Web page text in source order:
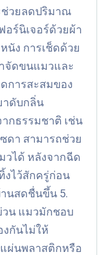
ช่วยลดปริมาณ
อร์นิเจอร์ด้วยผ้า
นัง การเช็ดด้วย
จัดขนแมวและ
การสะสมของ
าดับกลิ่น
กธรรมชาติ เช่น
ดา สามารถช่วย
วได้ หลังจากฉีด
งไว้สักครู่ก่อน
นสดชื่นขึ้น 5.
วน แมวมักชอบ
งกันไม่ให้
แผ่นพลาสติกหรือ